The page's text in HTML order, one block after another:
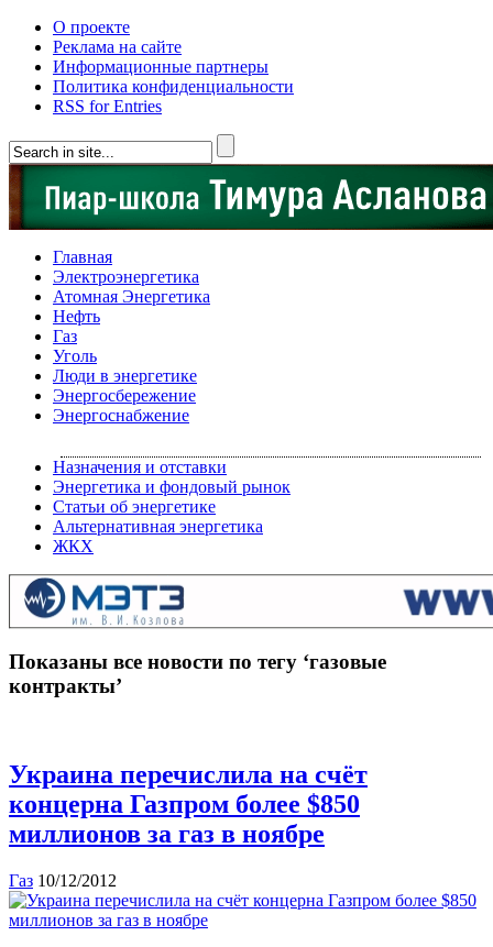
О проекте
Реклама на сайте
Информационные партнеры
Политика конфиденциальности
RSS for Entries
Главная
Электроэнергетика
Атомная Энергетика
Нефть
Газ
Уголь
Люди в энергетике
Энергосбережение
Энергоснабжение
Назначения и отставки
Энергетика и фондовый рынок
Статьи об энергетике
Альтернативная энергетика
ЖКХ
Показаны все новости по тегу ‘газовые
контракты’
Украина перечислила на счёт
концерна Газпром более $850
миллионов за газ в ноябре
Газ 10/12/2012